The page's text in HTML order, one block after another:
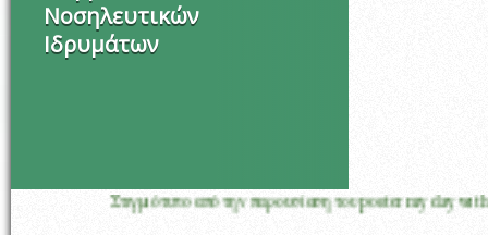
Νοσηλευτικών
Ιδρυμάτων
Στιγμιότυπο από την παρουσίαση του poster my day with oncology